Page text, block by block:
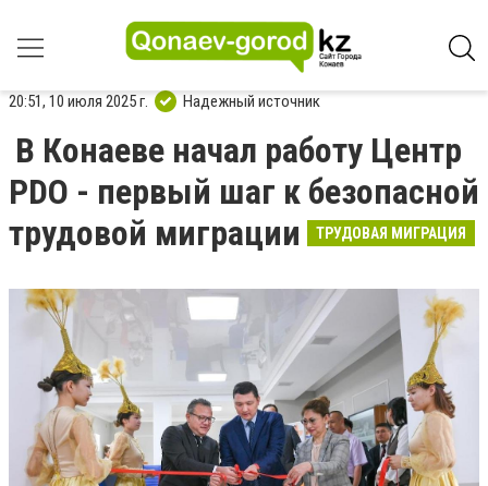
20:51, 10 июля 2025 г. Надежный источник
В Конаеве начал работу Центр
PDO - первый шаг к безопасной
трудовой миграции
ТРУДОВАЯ МИГРАЦИЯ